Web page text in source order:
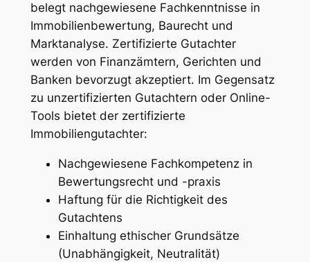
belegt nachgewiesene Fachkenntnisse in
Immobilienbewertung, Baurecht und
Marktanalyse. Zertifizierte Gutachter
werden von Finanzämtern, Gerichten und
Banken bevorzugt akzeptiert. Im Gegensatz
zu unzertifizierten Gutachtern oder Online-
Tools bietet der zertifizierte
Immobiliengutachter:
Nachgewiesene Fachkompetenz in
Bewertungsrecht und -praxis
Haftung für die Richtigkeit des
Gutachtens
Einhaltung ethischer Grundsätze
(Unabhängigkeit, Neutralität)